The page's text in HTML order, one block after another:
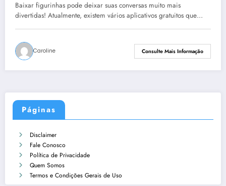
Baixar figurinhas pode deixar suas conversas muito mais
divertidas! Atualmente, existem vários aplicativos gratuitos que…
Caroline Consulte Mais Informação
Páginas
Disclaimer
Fale Conosco
Política de Privacidade
Quem Somos
Termos e Condições Gerais de Uso